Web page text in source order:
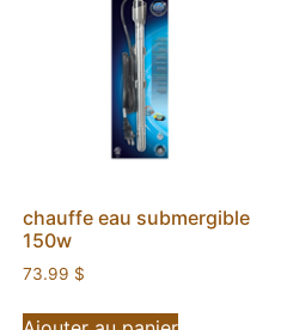
chauffe eau submergible
150w
73.99 $